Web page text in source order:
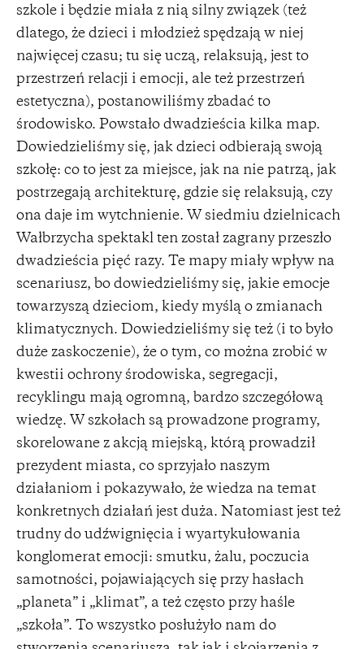
szkole i będzie miała z nią silny związek (też
dlatego, że dzieci i młodzież spędzają w niej
najwięcej czasu; tu się uczą, relaksują, jest to
przestrzeń relacji i emocji, ale też przestrzeń
estetyczna), postanowiliśmy zbadać to
środowisko. Powstało dwadzieścia kilka map.
Dowiedzieliśmy się, jak dzieci odbierają swoją
szkołę: co to jest za miejsce, jak na nie patrzą, jak
postrzegają architekturę, gdzie się relaksują, czy
ona daje im wytchnienie. W siedmiu dzielnicach
Wałbrzycha spektakl ten został zagrany przeszło
dwadzieścia pięć razy. Te mapy miały wpływ na
scenariusz, bo dowiedzieliśmy się, jakie emocje
towarzyszą dzieciom, kiedy myślą o zmianach
klimatycznych. Dowiedzieliśmy się też (i to było
duże zaskoczenie), że o tym, co można zrobić w
kwestii ochrony środowiska, segregacji,
recyklingu mają ogromną, bardzo szczegółową
wiedzę. W szkołach są prowadzone programy,
skorelowane z akcją miejską, którą prowadził
prezydent miasta, co sprzyjało naszym
działaniom i pokazywało, że wiedza na temat
konkretnych działań jest duża. Natomiast jest też
trudny do udźwignięcia i wyartykułowania
konglomerat emocji: smutku, żalu, poczucia
samotności, pojawiających się przy hasłach
„planeta” i „klimat”, a też często przy haśle
„szkoła”. To wszystko posłużyło nam do